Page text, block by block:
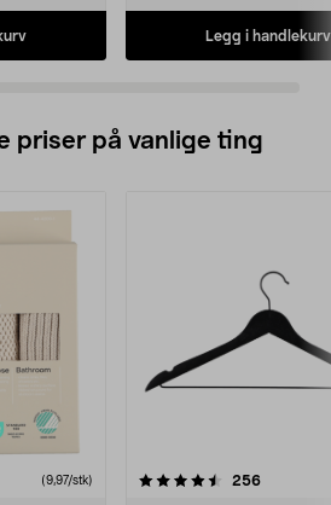
Legg i handlekurv
priser på vanlige ting
(9,97/stk) 256
4.5av 5 stjerner